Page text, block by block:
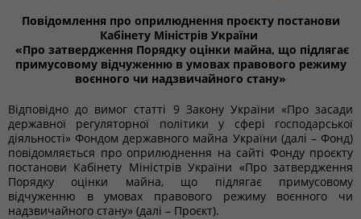
Повідомлення про оприлюднення проєкту постанови
Кабінету Міністрів України
«Про затвердження Порядку оцінки майна, що підлягає
примусовому відчуженню в умовах правового режиму
воєнного чи надзвичайного стану»
Відповідно до вимог статті 9 Закону України «Про засади
державної регуляторної політики у сфері господарської
діяльності» Фондом державного майна України (далі – Фонд)
повідомляється про оприлюднення на сайті Фонду проєкту
постанови Кабінету Міністрів України «Про затвердження
Порядку оцінки майна, що підлягає примусовому
відчуженню в умовах правового режиму воєнного чи
надзвичайного стану» (далі – Проєкт).